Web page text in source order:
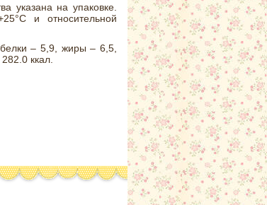
указана на упаковке.
и относительной
белки – 5,9, жиры – 6,5,
ккал.